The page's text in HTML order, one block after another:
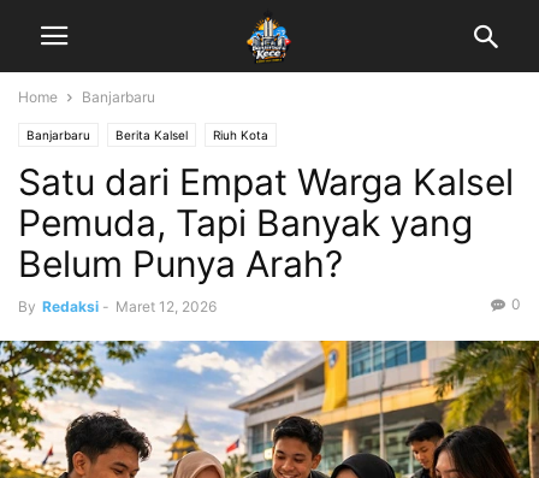
Home Banjarbaru
Banjarbaru Berita Kalsel Riuh Kota
Satu dari Empat Warga Kalsel
Pemuda, Tapi Banyak yang
Belum Punya Arah?
By Redaksi - Maret 12, 2026 0